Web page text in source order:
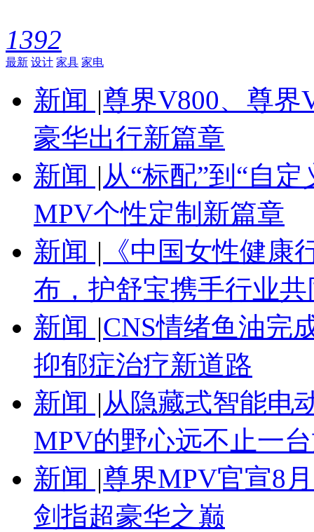
1392
最新 设计 家具 家电
新闻 |尊界V800、尊界
豪华出行新篇章
新闻 |从“标配”到“自
MPV个性定制新篇章
新闻 | 《中国女性健
布，护舒宝携手行业
新闻 |CNS情绪鱼油完
抑郁症治疗新道路
新闻 |从隐藏式智能电
MPV的野心远不止一
新闻 |尊界MPV官宣8
剑指超豪华之巅